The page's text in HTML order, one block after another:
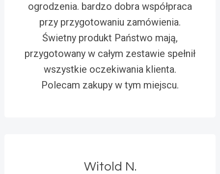
ogrodzenia. bardzo dobra współpraca
przy przygotowaniu zamówienia.
Świetny produkt Państwo mają,
przygotowany w całym zestawie spełnił
wszystkie oczekiwania klienta.
Polecam zakupy w tym miejscu.
Witold N.